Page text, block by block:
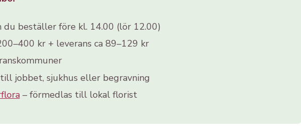
du beställer före kl. 14.00 (lör 12.00)
kr + leverans ca 89–129 kr
jobbet, sjukhus eller begravning
– förmedlas till lokal florist